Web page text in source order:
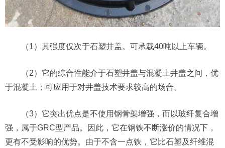
（1）其强度仅次于石塑井盖。可承载40吨以上车辆。
（2）它的综合性能介于石塑井盖与混凝土井盖之间，优
于混凝土；可应用于对井盖技术要求较高的场合。
（3）它突出优点是不使用钢骨架增强，而以玻纤复合增
强，属于GRC型产品。因此，它在钢铁不断涨价的情况下，
更有不受影响的优势。由于不含一点铁，它比石塑及纤维混